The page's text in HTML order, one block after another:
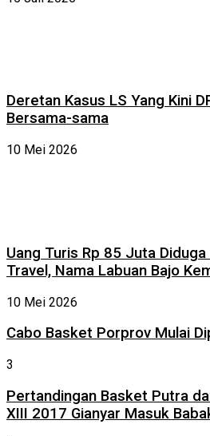
Deretan Kasus LS Yang Kini
Bersama-sama
10 Mei 2026
Uang Turis Rp 85 Juta
Travel, Nama Labuan Bajo
10 Mei 2026
Cabo Basket Porprov Mulai
3
Pertandingan Basket Putra
XIII 2017 Gianyar Masuk